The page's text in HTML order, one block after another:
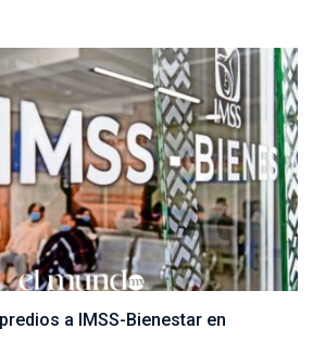
a IMSS-Bienestar en